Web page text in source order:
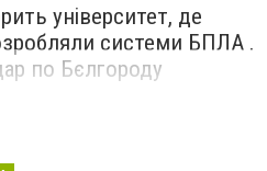
університет, де
системи БПЛА .
по Бєлгороду